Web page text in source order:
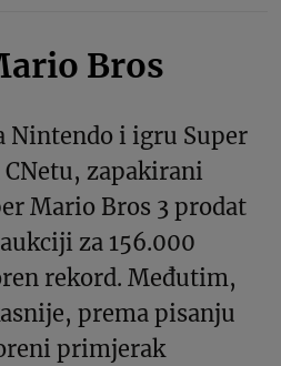
Bros
Nintendo i igru Super
zapakirani
Mario Bros 3 prodat
za 156.000
rekord. Međutim,
prema pisanju
primjerak